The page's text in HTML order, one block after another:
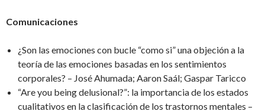
Comunicaciones
¿Son las emociones con bucle “como si” una objeción a la
teoría de las emociones basadas en los sentimientos
corporales? – José Ahumada; Aaron Saál; Gaspar Taricco
“Are you being delusional?”: la importancia de los estados
cualitativos en la clasificación de los trastornos mentales –